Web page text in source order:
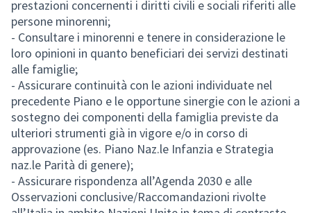
prestazioni concernenti i diritti civili e sociali riferiti alle
persone minorenni;
- Consultare i minorenni e tenere in considerazione le
loro opinioni in quanto beneficiari dei servizi destinati
alle famiglie;
- Assicurare continuità con le azioni individuate nel
precedente Piano e le opportune sinergie con le azioni a
sostegno dei componenti della famiglia previste da
ulteriori strumenti già in vigore e/o in corso di
approvazione (es. Piano Naz.le Infanzia e Strategia
naz.le Parità di genere);
- Assicurare rispondenza all’Agenda 2030 e alle
Osservazioni conclusive/Raccomandazioni rivolte